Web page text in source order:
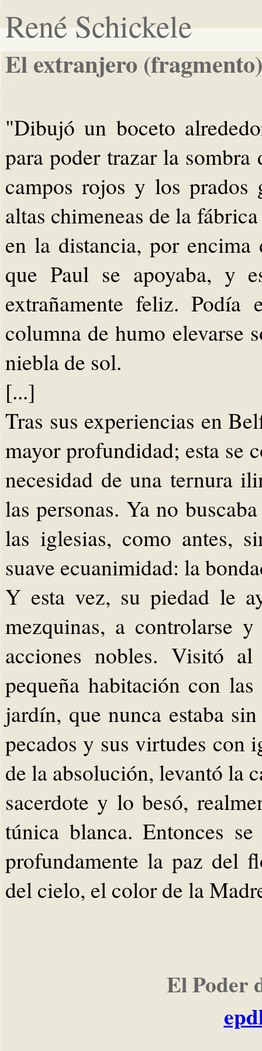
René Schickele
El extranjero (fragmento)
"Dibujó un boceto
para poder trazar la
campos rojos y los
altas chimeneas de la
en la distancia, por
que Paul se apoyaba, y
extrañamente feliz.
columna de humo elevarse
niebla de sol.
[...]
Tras sus experiencias en
mayor profundidad; esta se
necesidad de una ternura
las personas. Ya no
las iglesias, como antes,
suave ecuanimidad: la
Y esta vez, su piedad le
mezquinas, a controlarse
acciones nobles. Visitó
pequeña habitación con
jardín, que nunca estaba
pecados y sus virtudes con
de la absolución, levantó la
sacerdote y lo besó,
túnica blanca. Entonces
profundamente la paz del
del cielo, el color de la
El Poder